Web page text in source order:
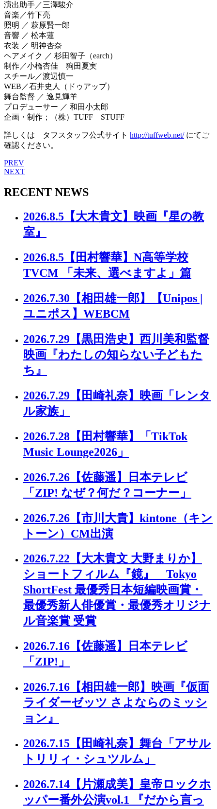
演出助手／三澤駿介
音楽／竹下亮
照明 ／ 萩原賢一郎
音響 ／ 松本蓮
衣装 ／ 明神杏奈
ヘアメイク ／ 杉田智子（earch）
制作／小橋杏佳 狗田夏実
スチール／渡辺慎一
WEB／石井史人（ドゥアップ）
舞台監督 ／ 逸見輝羊
プロデューサー ／ 和田小太郎
企画・制作；（株）TUFF STUFF
詳しくは タフスタッフ公式サイト http://tuffweb.net/にてご
確認ください。
PREV
NEXT
RECENT NEWS
2026.8.5 【大木貴文】映画『星の教
室』
2026.8.5 【田村響華】N高等学校
TVCM 「未来、選べますよ」篇
2026.7.30 【相田雄一郎】【Unipos |
ユニポス】WEBCM
2026.7.29 【黒田浩史】西川美和監督
映画『わたしの知らない子どもた
ち』
2026.7.29 【田崎礼奈】映画「レンタ
ル家族」
2026.7.28 【田村響華】「TikTok
Music Lounge2026」
2026.7.26 【佐藤遥】日本テレビ
「ZIP! なぜ？何だ？コーナー」
2026.7.26 【市川大貴】kintone（キン
トーン）CM出演
2026.7.22 【大木貴文 大野まりか】
ショートフィルム『鏡』 Tokyo
ShortFest 最優秀日本短編映画賞・
最優秀新人俳優賞・最優秀オリジナ
ル音楽賞 受賞
2026.7.16 【佐藤遥】日本テレビ
「ZIP!」
2026.7.16 【相田雄一郎】映画『仮面
ライダーゼッツ さよならのミッシ
ョン』
2026.7.15 【田崎礼奈】舞台「アサル
トリリィ・シュツルム」
2026.7.14 【片瀬成美】皇帝ロックホ
ッパー番外公演vol.1 『だから言っ